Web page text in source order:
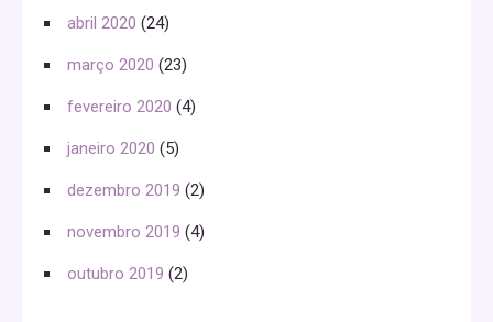
abril 2020 (24)
março 2020 (23)
fevereiro 2020 (4)
janeiro 2020 (5)
dezembro 2019 (2)
novembro 2019 (4)
outubro 2019 (2)